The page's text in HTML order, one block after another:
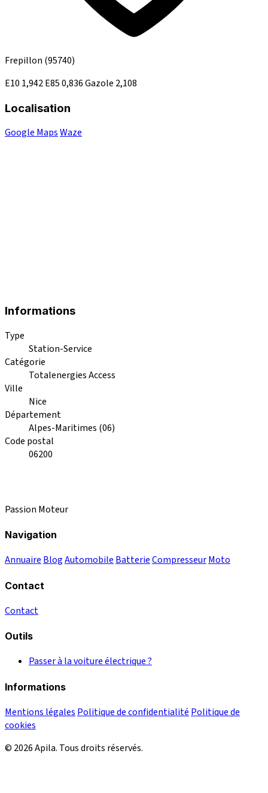
Frepillon (95740)
E10 1,942E850,836Gazole 2,108
Localisation
Google MapsWaze
Informations
Type
Station-Service
Catégorie
Totalenergies Access
Ville
Nice
Département
Alpes-Maritimes (06)
Code postal
06200
Passion Moteur
Navigation
Annuaire BlogAutomobile BatterieCompresseurMoto
Contact
Contact
Outils
Passer à la voiture électrique ?
Informations
Mentions légales Politique de confidentialité Politique de
cookies
© 2026 Apila. Tous droits réservés.